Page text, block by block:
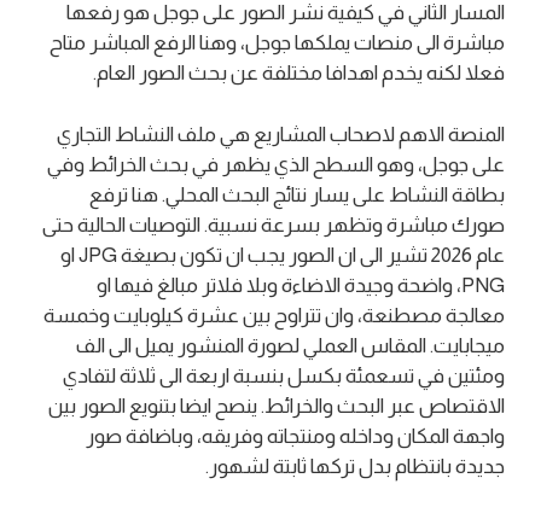
المسار الثاني في كيفية نشر الصور على جوجل هو رفعها
مباشرة الى منصات يملكها جوجل، وهنا الرفع المباشر متاح
فعلا لكنه يخدم اهدافا مختلفة عن بحث الصور العام.
المنصة الاهم لاصحاب المشاريع هي ملف النشاط التجاري
على جوجل، وهو السطح الذي يظهر في بحث الخرائط وفي
بطاقة النشاط على يسار نتائج البحث المحلي. هنا ترفع
صورك مباشرة وتظهر بسرعة نسبية. التوصيات الحالية حتى
عام 2026 تشير الى ان الصور يجب ان تكون بصيغة JPG او
PNG، واضحة وجيدة الاضاءة وبلا فلاتر مبالغ فيها او
معالجة مصطنعة، وان تتراوح بين عشرة كيلوبايت وخمسة
ميجابايت. المقاس العملي لصورة المنشور يميل الى الف
ومئتين في تسعمئة بكسل بنسبة اربعة الى ثلاثة لتفادي
الاقتصاص عبر البحث والخرائط. ينصح ايضا بتنويع الصور بين
واجهة المكان وداخله ومنتجاته وفريقه، وباضافة صور
جديدة بانتظام بدل تركها ثابتة لشهور.